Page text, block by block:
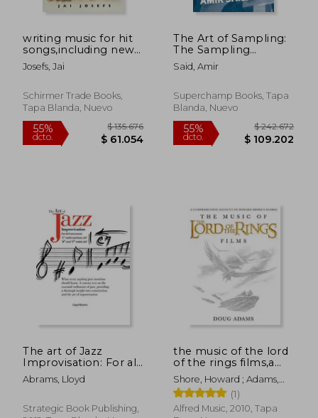
55%
dcto.
$ 125.178
$ 56.330
55%
dcto.
writing music for hit
songs,including new
songs from the ´90s
(en Inglés)
Josefs, Jai
Schirmer Trade Books,
Tapa Blanda, Nuevo
The Art of Sampling:
The Sampling
Tradition of Hip
Hop/Rap Music and
Inglés)
Said, Amir
Superchamp Books, Tapa
Blanda, Nuevo
The art of Jazz
Improvisation: For all
Instruments (en
Inglés)
Abrams, Lloyd
Strategic Book Publishing,
the music of the lord
of the rings films,a
comprehensive
account of howard
shore´s scores (en
Inglés)
Shore, Howard ; Adams,
Doug
(1)
Alfred Music, 2010, Tapa